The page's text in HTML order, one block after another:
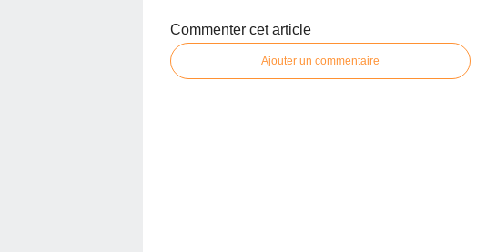
Commenter cet article
Ajouter un commentaire